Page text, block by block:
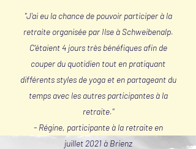
"J'ai eu la chance de pouvoir participer à la
retraite organisée par Ilse à Schweibenalp.
C'étaient 4 jours très bénéfiques afin de
couper du quotidien tout en pratiquant
différents styles de yoga et en partageant du
temps avec les autres participantes à la
retraite."
- Régine, participante à la retraite en
juillet 2021 à Brienz